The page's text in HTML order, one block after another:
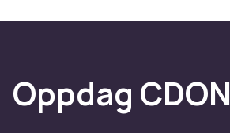
Oppdag CDON